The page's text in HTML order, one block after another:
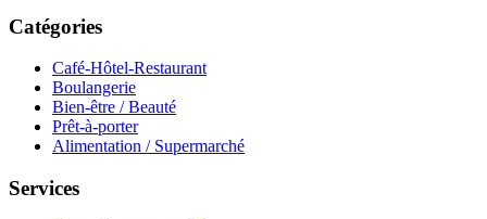
Catégories
Café-Hôtel-Restaurant
Boulangerie
Bien-être / Beauté
Prêt-à-porter
Alimentation / Supermarché
Services